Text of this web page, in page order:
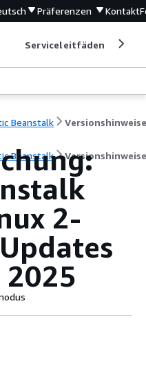
Präferenzen Kontakt
Serviceleitfäden
Beanstalk Versionshinweise
Beanstalk Versionshinweise
2-